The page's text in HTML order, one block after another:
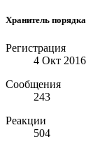
Хранитель порядка
Регистрация
4 Окт 2016
Сообщения
243
Реакции
504